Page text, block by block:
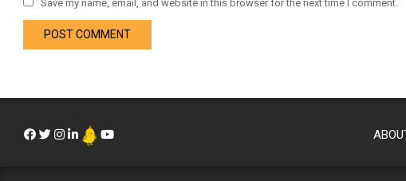
Save my name, email, and website in this browser for the next time I comment.